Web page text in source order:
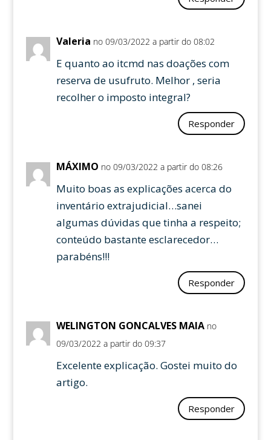
Valeria no 09/03/2022 a partir do 08:02
E quanto ao itcmd nas doações com
reserva de usufruto. Melhor , seria
recolher o imposto integral?
Responder
MÁXIMO no 09/03/2022 a partir do 08:26
Muito boas as explicações acerca do
inventário extrajudicial…sanei
algumas dúvidas que tinha a respeito;
conteúdo bastante esclarecedor…
parabéns!!!
Responder
WELINGTON GONCALVES MAIA no
09/03/2022 a partir do 09:37
Excelente explicação. Gostei muito do
artigo.
Responder